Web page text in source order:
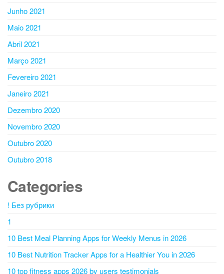
Junho 2021
Maio 2021
Abril 2021
Março 2021
Fevereiro 2021
Janeiro 2021
Dezembro 2020
Novembro 2020
Outubro 2020
Outubro 2018
Categories
! Без рубрики
1
10 Best Meal Planning Apps for Weekly Menus in 2026
10 Best Nutrition Tracker Apps for a Healthier You in 2026
10 top fitness apps 2026 by users testimonials